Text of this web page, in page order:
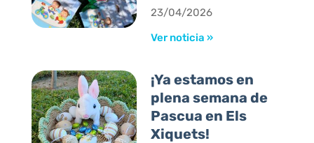
23/04/2026
Ver noticia »
¡Ya estamos en
plena semana de
Pascua en Els
Xiquets!